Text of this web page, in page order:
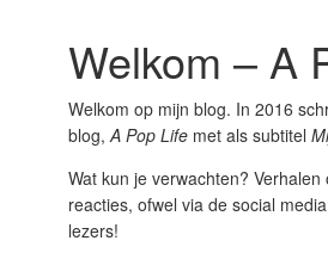
Welkom – A
Welkom op mijn blog. In 2016
blog,A Pop Life met als subtitel
Wat kun je verwachten?
reacties, ofwel via de social
lezers!